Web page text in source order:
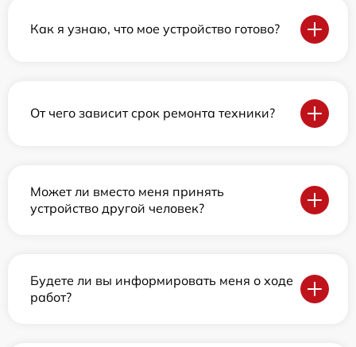
Как я узнаю, что мое устройство готово?
От чего зависит срок ремонта техники?
Может ли вместо меня принять
устройство другой человек?
Будете ли вы информировать меня о ходе
работ?